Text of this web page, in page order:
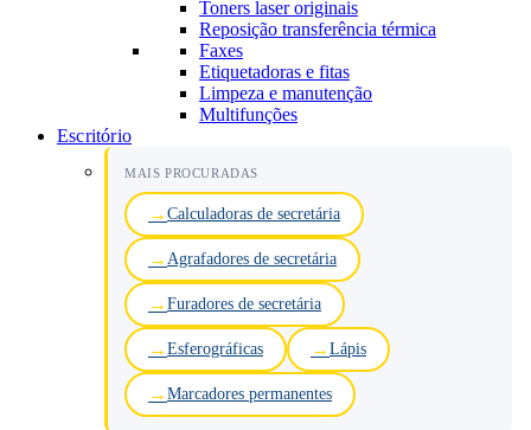
Toners laser originais
Reposição transferência térmica
Faxes
Etiquetadoras e fitas
Limpeza e manutenção
Multifunções
Escritório
MAIS PROCURADAS
Calculadoras de secretária
Agrafadores de secretária
Furadores de secretária
Esferográficas Lápis
Marcadores permanentes